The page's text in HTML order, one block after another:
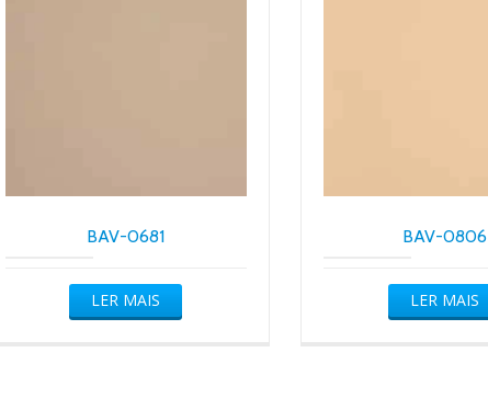
BAV-0681
LER MAIS
BAV-0806
LER MAIS